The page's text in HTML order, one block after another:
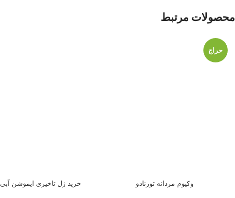
محصولات مرتبط
حراج
وکیوم مردانه تورنادو خرید ژل تاخیری ایموشن آبی